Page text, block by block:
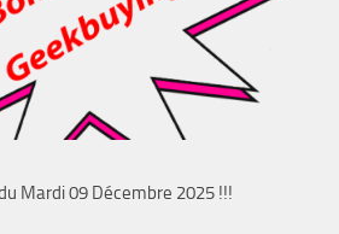
Mardi 09 Décembre 2025 !!!